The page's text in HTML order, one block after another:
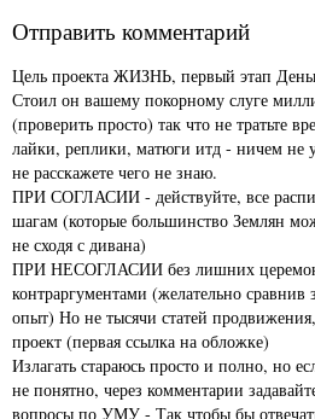
Отправить комментарий
Цель проекта ЖИЗНЬ, первый этап
Стоил он вашему покорному слуге
(проверить просто) так что не тратьте
лайки, реплики, матюги итд - ничем не
не расскажете чего не знаю.
ПРИ СОГЛАСИИ - действуйте, все
шагам (которые большинство Землян
не сходя с дивана)
ПРИ НЕСОГЛАСИИ без лишних
контраргументами (желательно сравнив
опыт) Но не тысячи статей
проект (первая ссылка на обложке)
Излагать стараюсь просто и полно, но
не понятно, через комментарии
вопросы по УМУ - Так чтобы бы